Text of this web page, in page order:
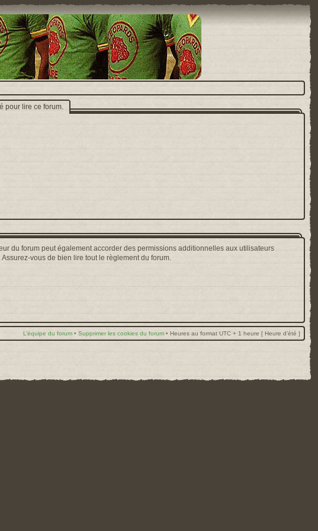
pour lire ce forum.
du forum peut également accorder des permissions additionnelles aux utilisateurs
vous de bien lire tout le règlement du forum.
L’équipe du forum • Supprimer les cookies du forum • Heures au format UTC + 1 heure [ Heure d’été ]